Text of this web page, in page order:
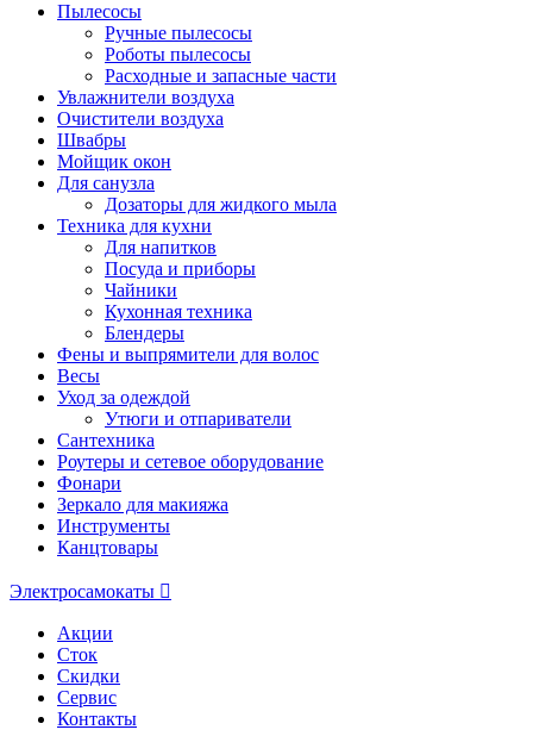
Пылесосы
Ручные пылесосы
Роботы пылесосы
Расходные и запасные части
Увлажнители воздуха
Очистители воздуха
Швабры
Мойщик окон
Для санузла
Дозаторы для жидкого мыла
Техника для кухни
Для напитков
Посуда и приборы
Чайники
Кухонная техника
Блендеры
Фены и выпрямители для волос
Весы
Уход за одеждой
Утюги и отпариватели
Сантехника
Роутеры и сетевое оборудование
Фонари
Зеркало для макияжа
Инструменты
Канцтовары
Электросамокаты
Акции
Сток
Скидки
Сервис
Контакты